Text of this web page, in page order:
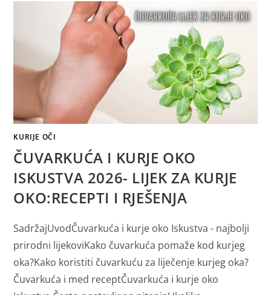
KURIJE OČI
ČUVARKUĆA I KURJE OKO
ISKUSTVA 2026- LIJEK ZA KURJE
OKO:RECEPTI I RJEŠENJA
SadržajUvodČuvarkuća i kurje oko Iskustva - najbolji
prirodni lijekoviKako čuvarkuća pomaže kod kurjeg
oka?Kako koristiti čuvarkuću za liječenje kurjeg oka?
Čuvarkuća i med receptČuvarkuća i kurje oko